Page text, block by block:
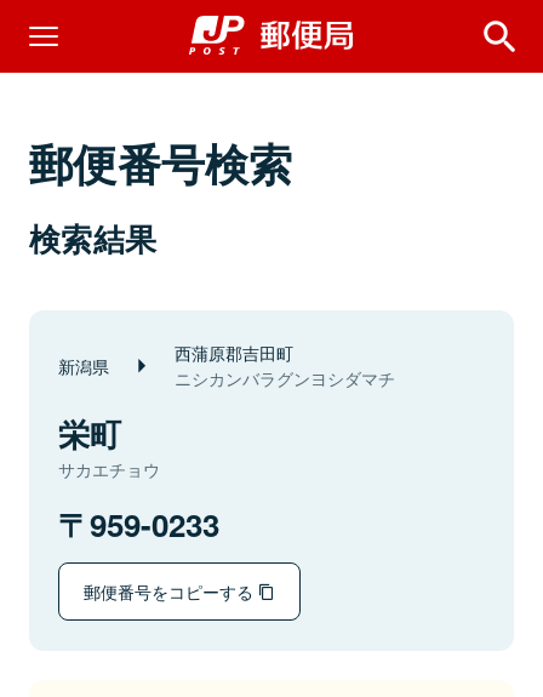
郵便番号検索
検索結果
新潟県 西蒲原郡吉田町
ニシカンバラグンヨシダマチ
栄町
サカエチョウ
959-0233
郵便番号をコピーする